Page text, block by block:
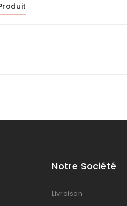
Notre Société
Livraison